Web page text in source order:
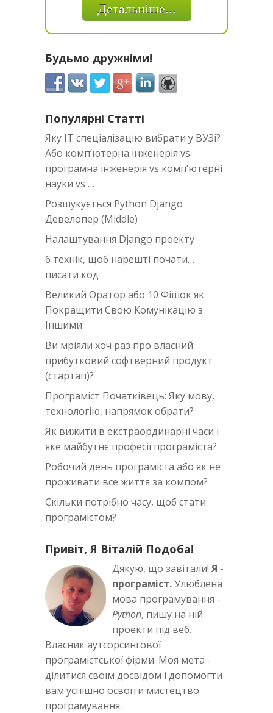
Детальніше...
Будьмо дружніми!
Популярні Статті
Яку IT спеціалізацію вибрати у ВУЗі?
Або комп’ютерна інженерія vs
програмна інженерія vs комп’ютерні
науки vs …
Розшукується Python Django
Девелопер (Middle)
Налаштування Django проекту
6 технік, щоб нарешті почати…
писати код
Великий Оратор або 10 Фішок як
Покращити Свою Комунікацію з
Іншими
Ви мріяли хоч раз про власний
прибутковий софтверний продукт
(стартап)?
Програміст Початківець: Яку мову,
технологію, напрямок обрати?
Як вижити в екстраординарні часи i
яке майбутнє професії програміста?
Робочий день програміста або як не
проживати все життя за компом?
Скільки потрібно часу, щоб стати
програмістом?
Привіт, Я Віталій Подоба!
Дякую, що завітали! Я -
програміст.Улюблена
мова програмування -
Python, пишу на ній
проекти під веб.
Власник аутсорсингової
програмістської фірми. Моя мета -
ділитися своїм досвідом і допомогти
вам успішно освоїти мистецтво
програмування.